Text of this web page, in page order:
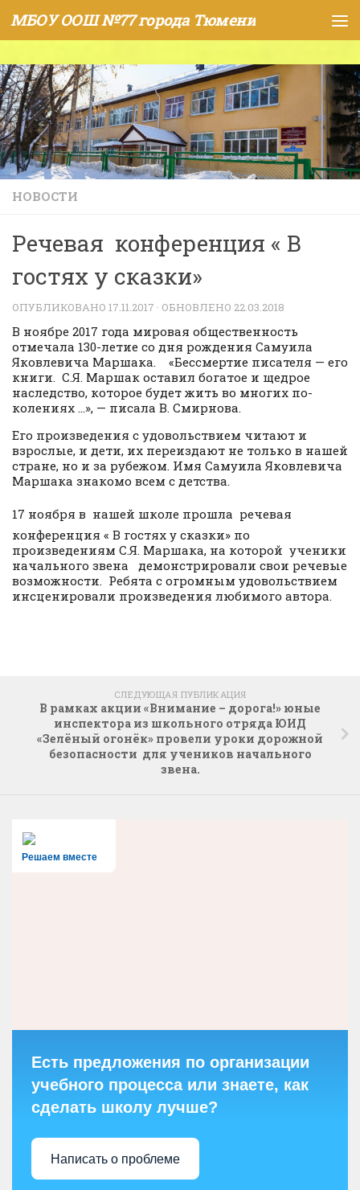
Skip to content
МБОУ ООШ №77 города Тюмени
НОВОСТИ
Речевая конференция « В
гостях у сказки»
ОПУБЛИКОВАНО 17.11.2017 · ОБНОВЛЕНО 22.03.2018
В ноябре 2017 года мировая общественность
отмечала 130-летие со дня рождения Самуила
Яковлевича Маршака. «Бессмертие писателя — его
книги. С.Я. Маршак оставил богатое и щедрое
наследство, которое будет жить во многих по­
колениях …», — писала В. Смирнова.
Его произведения с удовольствием читают и
взрослые, и дети, их переиздают не только в нашей
стране, но и за рубежом. Имя Самуила Яковлевича
Маршака знакомо всем с детства.
17 ноября в нашей школе прошла речевая
конференция « В гостях у сказки» по
произведениям С.Я. Маршака, на которой ученики
начального звена демонстрировали свои речевые
возможности. Ребята с огромным удовольствием
инсценировали произведения любимого автора.
СЛЕДУЮЩАЯ ПУБЛИКАЦИЯ
В рамках акции «Внимание – дорога!» юные
инспектора из школьного отряда ЮИД
«Зелёный огонёк» провели уроки дорожной
безопасности для учеников начального
звена.
Решаем вместе
Есть предложения по организации
учебного процесса или знаете, как
сделать школу лучше?
Написать о проблеме